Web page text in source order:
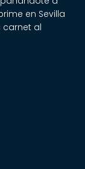
en Sevilla
carnet al